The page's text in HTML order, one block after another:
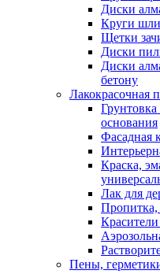
Диски
Круги
Щетки
Диски
Диски
бетону
Лакокрасочная
основания
Фасадная
Краска,
Лак для
Пропитка,
Пены,